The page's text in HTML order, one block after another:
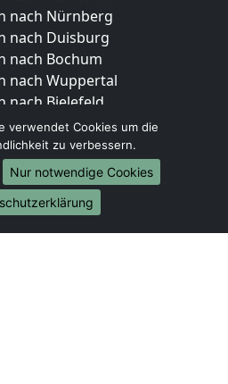
nach Nürnberg
nach Duisburg
nach Bochum
nach Wuppertal
nach Bielefeld
nach Bonn
nach Münster
nach Brasilien
nach Brunei Darussalam
verwendet Cookies um die
zu verbessern.
Nur notwendige Cookies